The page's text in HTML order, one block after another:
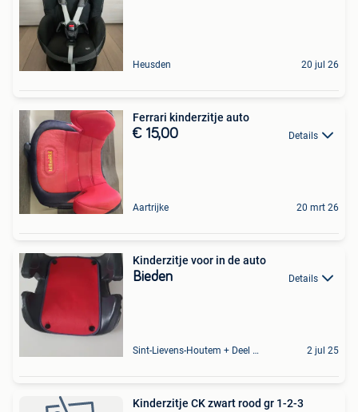
Heusden 20 jul 26
Ferrari kinderzitje auto
€ 15,00 Details
Aartrijke 20 mrt 26
Kinderzitje voor in de auto
Bieden Details
Sint-Lievens-Houtem + Deel Oombergen 2 jul 25
Kinderzitje CK zwart rood gr 1-2-3